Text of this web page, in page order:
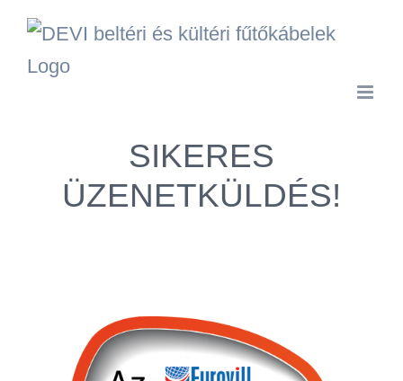
Kihagyás
SIKERES
ÜZENETKÜLDÉS!